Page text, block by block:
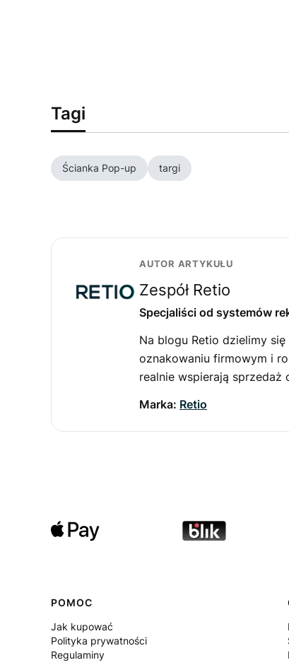
Tagi
Ścianka Pop-up targi
AUTOR ARTYKUŁU
Zespół Retio
Specjaliści od systemów
Na blogu Retio dzielimy
oznakowaniu firmowym i
realnie wspierają sprzedaż
Marka: Retio
POMOC
Jak kupować
Polityka prywatności
Regulaminy